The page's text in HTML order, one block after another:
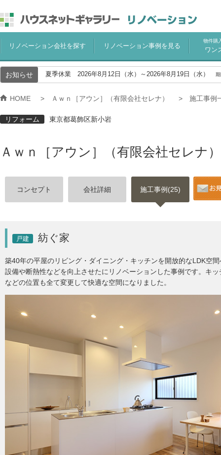
リノベーション会社を探す リノベーション事例を見る
物件購
ワン
お知らせ 夏季休業 2026年8月12日（水）～2026年8月19日（水）
HOME Ａｗｎ［アウン］（有限会社セレナ） 施工事例
リフォーム 東京都葛飾区新小岩
Ａｗｎ［アウン］（有限会社セレナ）
コンセプト 会社詳細 施工事例(25)
戸建 紡ぐ家
築40年の平屋のリビング・ダイニング・キッチンを開放的なLDK空
設備や断熱性などを向上させたにリノベーションした事例です。キ
などの位置も全て変更して快適な空間になりました。